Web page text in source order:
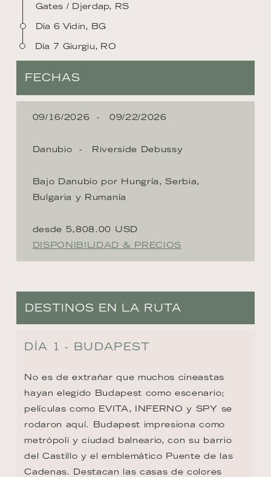
Gates / Djerdap, RS
Día 6 Vidin, BG
Día 7 Giurgiu, RO
FECHAS
09/16/2026 09/22/2026
Danubio Riverside Debussy
Bajo Danubio por Hungría, Serbia,
Bulgaria y Rumanía
desde 5,808.00 USD
DISPONIBILIDAD & PRECIOS
DESTINOS EN LA RUTA
DÍA 1 - BUDAPEST
No es de extrañar que muchos cineastas
hayan elegido Budapest como escenario;
películas como EVITA, INFERNO y SPY se
rodaron aquí. Budapest impresiona como
metrópoli y ciudad balneario, con su barrio
del Castillo y el emblemático Puente de las
Cadenas. Destacan las casas de colores